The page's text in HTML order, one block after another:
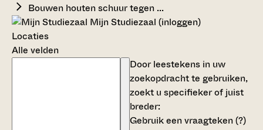
Bouwen houten schuur tegen ...
Mijn Studiezaal (inloggen)
Locaties
Alle velden
Door leestekens in uw
zoekopdracht te gebruiken,
zoekt u specifieker of juist
breder:
Gebruik eenvraagteken (?)